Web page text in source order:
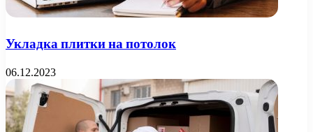
Укладка плитки на потолок
06.12.2023